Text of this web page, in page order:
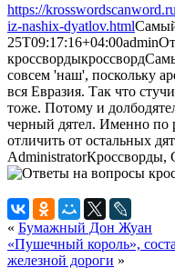
https://
iz-nashix-dyatlov.html
25T09:17:16+04:00admin
кроссвордыкроссворд
совсем 'наш', поскольку
вся Евразия. Так что
тоже. Потому и
черный дятел. Именно по
отличить от остальных
AdministratorКроссворды,
« Бумажный Дон Жуан
«Пушечный король»,
железной дороги »